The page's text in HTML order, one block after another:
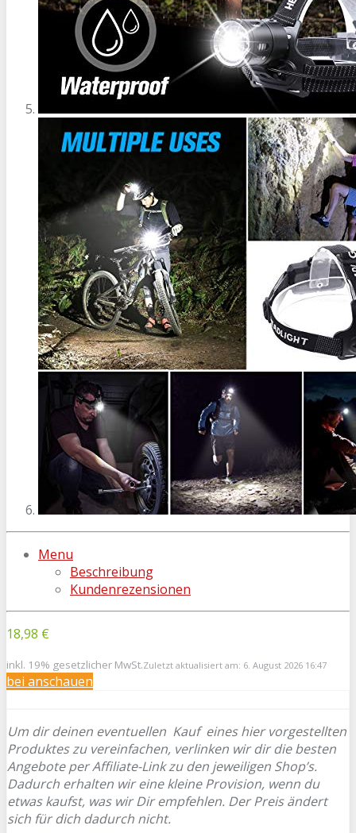
Menu
Beschreibung
Kundenrezensionen
18,98 €
inkl. 19% gesetzlicher MwSt.Zuletzt aktualisiert am: 6. August 2026 16:47
bei anschauen
Um dir deinen eventuellen Kauf eines hier vorgestellten
Produktes zu vereinfachen, verlinken wir dir die besten
Angebote per Affiliate-Link zu den jeweiligen Shop’s.
Dadurch erhalten wir eine kleine Provision, wenn du
etwas kaufst, was wir Dir empfehlen. Der Preis ändert
sich für dich dadurch nicht.